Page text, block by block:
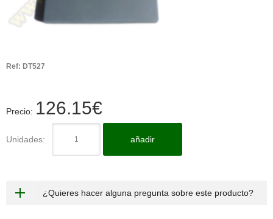
Ref: DT527
Precio: 126.15€
Unidades: añadir
¿Quieres hacer alguna pregunta sobre este producto?